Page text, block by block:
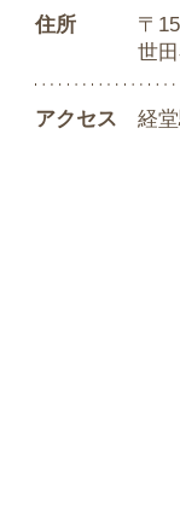
住所
〒
世
アクセス 経